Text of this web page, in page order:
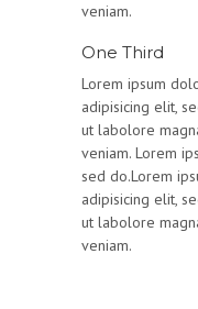
veniam.
One Third
Lorem ipsum
adipisicing elit,
ut labolore
veniam. Lorem
sed do.Lorem
adipisicing elit,
ut labolore
veniam.